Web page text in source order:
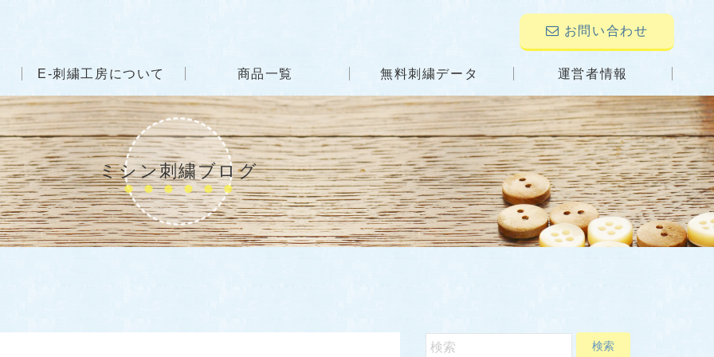
お問い合わせ
E-刺繍工房について 商品一覧 無料刺繍データ 運営者情報
ミシン刺繍ブログ